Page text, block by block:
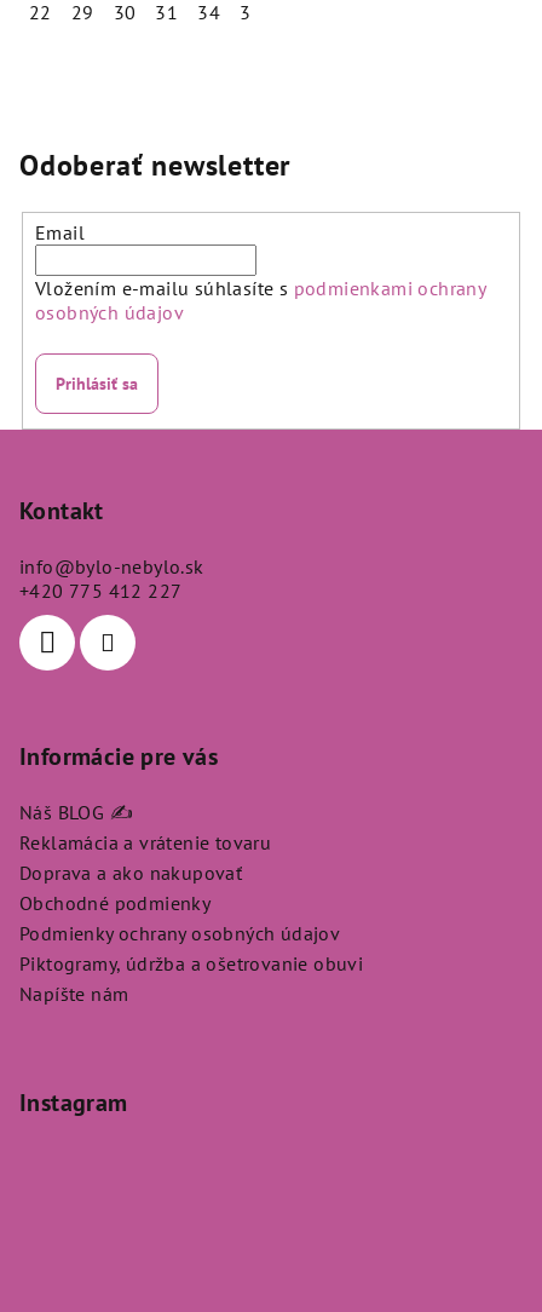
22
29 30 31 34
35
5,0
z
Odoberať newsletter
Email
Vložením e-mailu súhlasíte s podmienkami ochrany
osobných údajov
Prihlásiť sa
Kontakt
info@bylo-nebylo.sk
+420 775 412 227
Informácie pre vás
Náš BLOG ✍️
Reklamácia a vrátenie tovaru
Doprava a ako nakupovať
Obchodné podmienky
Podmienky ochrany osobných údajov
Piktogramy, údržba a ošetrovanie obuvi
Napíšte nám
Instagram